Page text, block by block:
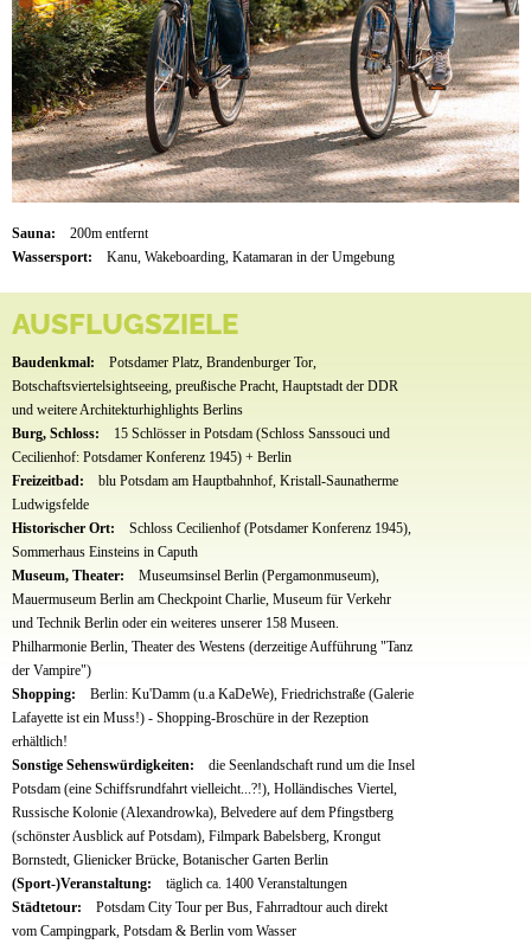
Sauna:
200m entfernt
Wassersport:
Kanu, Wakeboarding, Katamaran in der Umgebung
AUSFLUGSZIELE
Baudenkmal:
Potsdamer Platz, Brandenburger Tor,
Botschaftsviertelsightseeing, preußische Pracht, Hauptstadt der DDR
und weitere Architekturhighlights Berlins
Burg, Schloss:
15 Schlösser in Potsdam (Schloss Sanssouci und
Cecilienhof: Potsdamer Konferenz 1945) + Berlin
Freizeitbad:
blu Potsdam am Hauptbahnhof, Kristall-Saunatherme
Ludwigsfelde
Historischer Ort:
Schloss Cecilienhof (Potsdamer Konferenz 1945),
Sommerhaus Einsteins in Caputh
Museum, Theater:
Museumsinsel Berlin (Pergamonmuseum),
Mauermuseum Berlin am Checkpoint Charlie, Museum für Verkehr
und Technik Berlin oder ein weiteres unserer 158 Museen.
Philharmonie Berlin, Theater des Westens (derzeitige Aufführung "Tanz
der Vampire")
Shopping:
Berlin: Ku'Damm (u.a KaDeWe), Friedrichstraße (Galerie
Lafayette ist ein Muss!) - Shopping-Broschüre in der Rezeption
erhältlich!
Sonstige Sehenswürdigkeiten:
die Seenlandschaft rund um die Insel
Potsdam (eine Schiffsrundfahrt vielleicht...?!), Holländisches Viertel,
Russische Kolonie (Alexandrowka), Belvedere auf dem Pfingstberg
(schönster Ausblick auf Potsdam), Filmpark Babelsberg, Krongut
Bornstedt, Glienicker Brücke, Botanischer Garten Berlin
(Sport-)Veranstaltung:
täglich ca. 1400 Veranstaltungen
Städtetour:
Potsdam City Tour per Bus, Fahrradtour auch direkt
vom Campingpark, Potsdam & Berlin vom Wasser